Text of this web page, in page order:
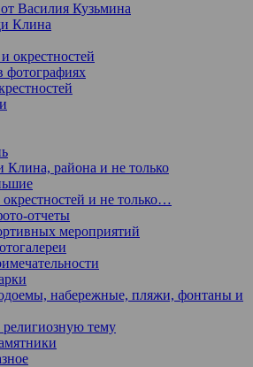
Василия Кузьмина
Клина
окрестностей
фотографиях
Клина, района и не только
и не только…
отчеты
мероприятий
набережные, пляжи, фонтаны и
тему